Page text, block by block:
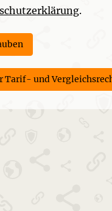
.
Tarif- und